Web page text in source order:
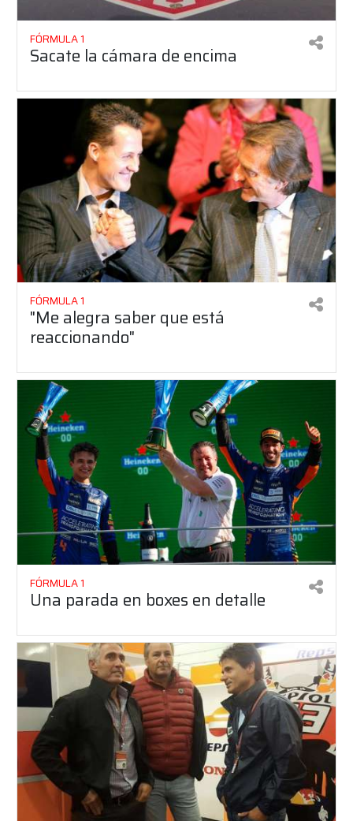
FÓRMULA 1
Sacate la cámara de encima
FÓRMULA 1
"Me alegra saber que está
reaccionando"
FÓRMULA 1
Una parada en boxes en detalle